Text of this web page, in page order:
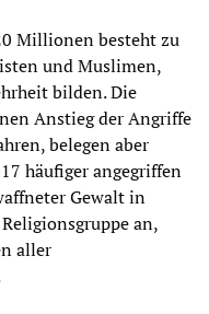
Millionen besteht zu
und Muslimen,
bilden. Die
Anstieg der Angriffe
belegen aber
häufiger angegriffen
Gewalt in
an,
aller